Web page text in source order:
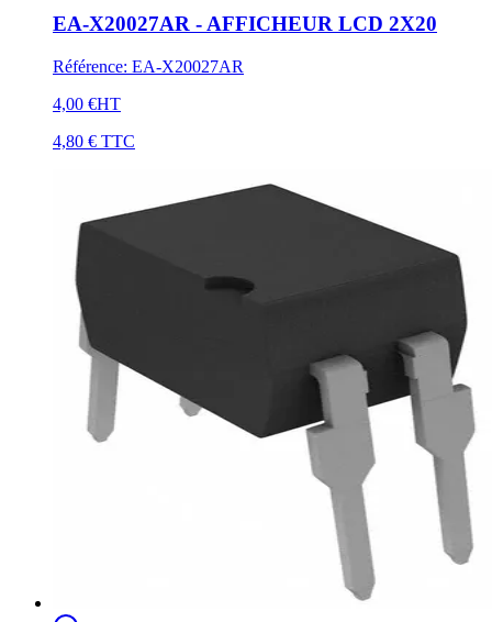
EA-X20027AR - AFFICHEUR LCD 2X20
Référence: EA-X20027AR
4,00 €HT
4,80 € TTC